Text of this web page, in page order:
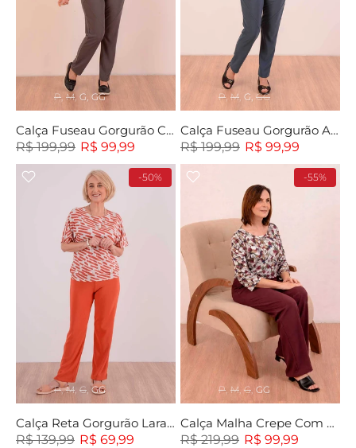
P M G GG
Calça Fuseau Gorgurão Cinza
R$ 199,99 R$ 99,99
P M G GG
Calça Fuseau Gorgurão Azul
R$ 199,99 R$ 99,99
-50%
P M G GG
Calça Reta Gorgurão Laranja
R$ 139,99 R$ 69,99
-55%
P M G GG
Calça Malha Crepe Com Bolso
R$ 219,99 R$ 99,99